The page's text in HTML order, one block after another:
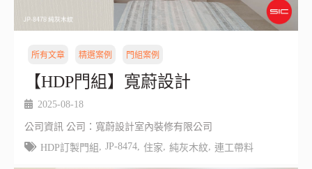
所有文章 精選案例 門組案例
【HDP門組】寬蔚設計
2025-08-18
公司資訊 公司：寬蔚設計室內裝修有限公司
HDP訂製門組
JP-8474, 住家 純灰木紋, 連工帶料